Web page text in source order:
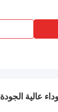
رأس مضخة محلول بديل مضلع